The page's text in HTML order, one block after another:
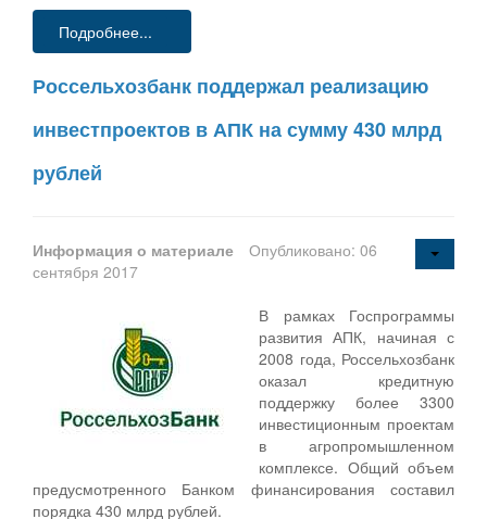
Подробнее...
Россельхозбанк поддержал реализацию
инвестпроектов в АПК на сумму 430 млрд
рублей
Информация о материале
Опубликовано: 06
сентября 2017
В рамках Госпрограммы
развития АПК, начиная с
2008 года, Россельхозбанк
оказал кредитную
поддержку более 3300
инвестиционным проектам
в агропромышленном
комплексе. Общий объем
предусмотренного Банком финансирования составил
порядка 430 млрд рублей.